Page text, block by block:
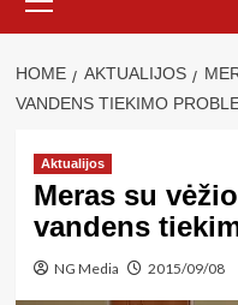
Menu
HOME AKTUALIJOS
VANDENS TIEKIMO
Aktualijos
Meras su
vandens
NG Media 2015/09/08